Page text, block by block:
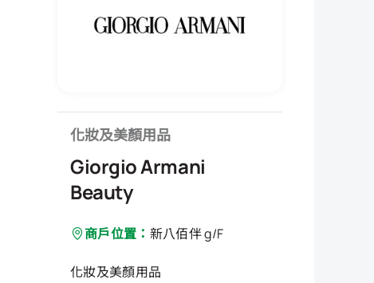
化妝及美顏用品
Giorgio Armani
Beauty
商戶位置： 新八佰伴 g/F
化妝及美顏用品